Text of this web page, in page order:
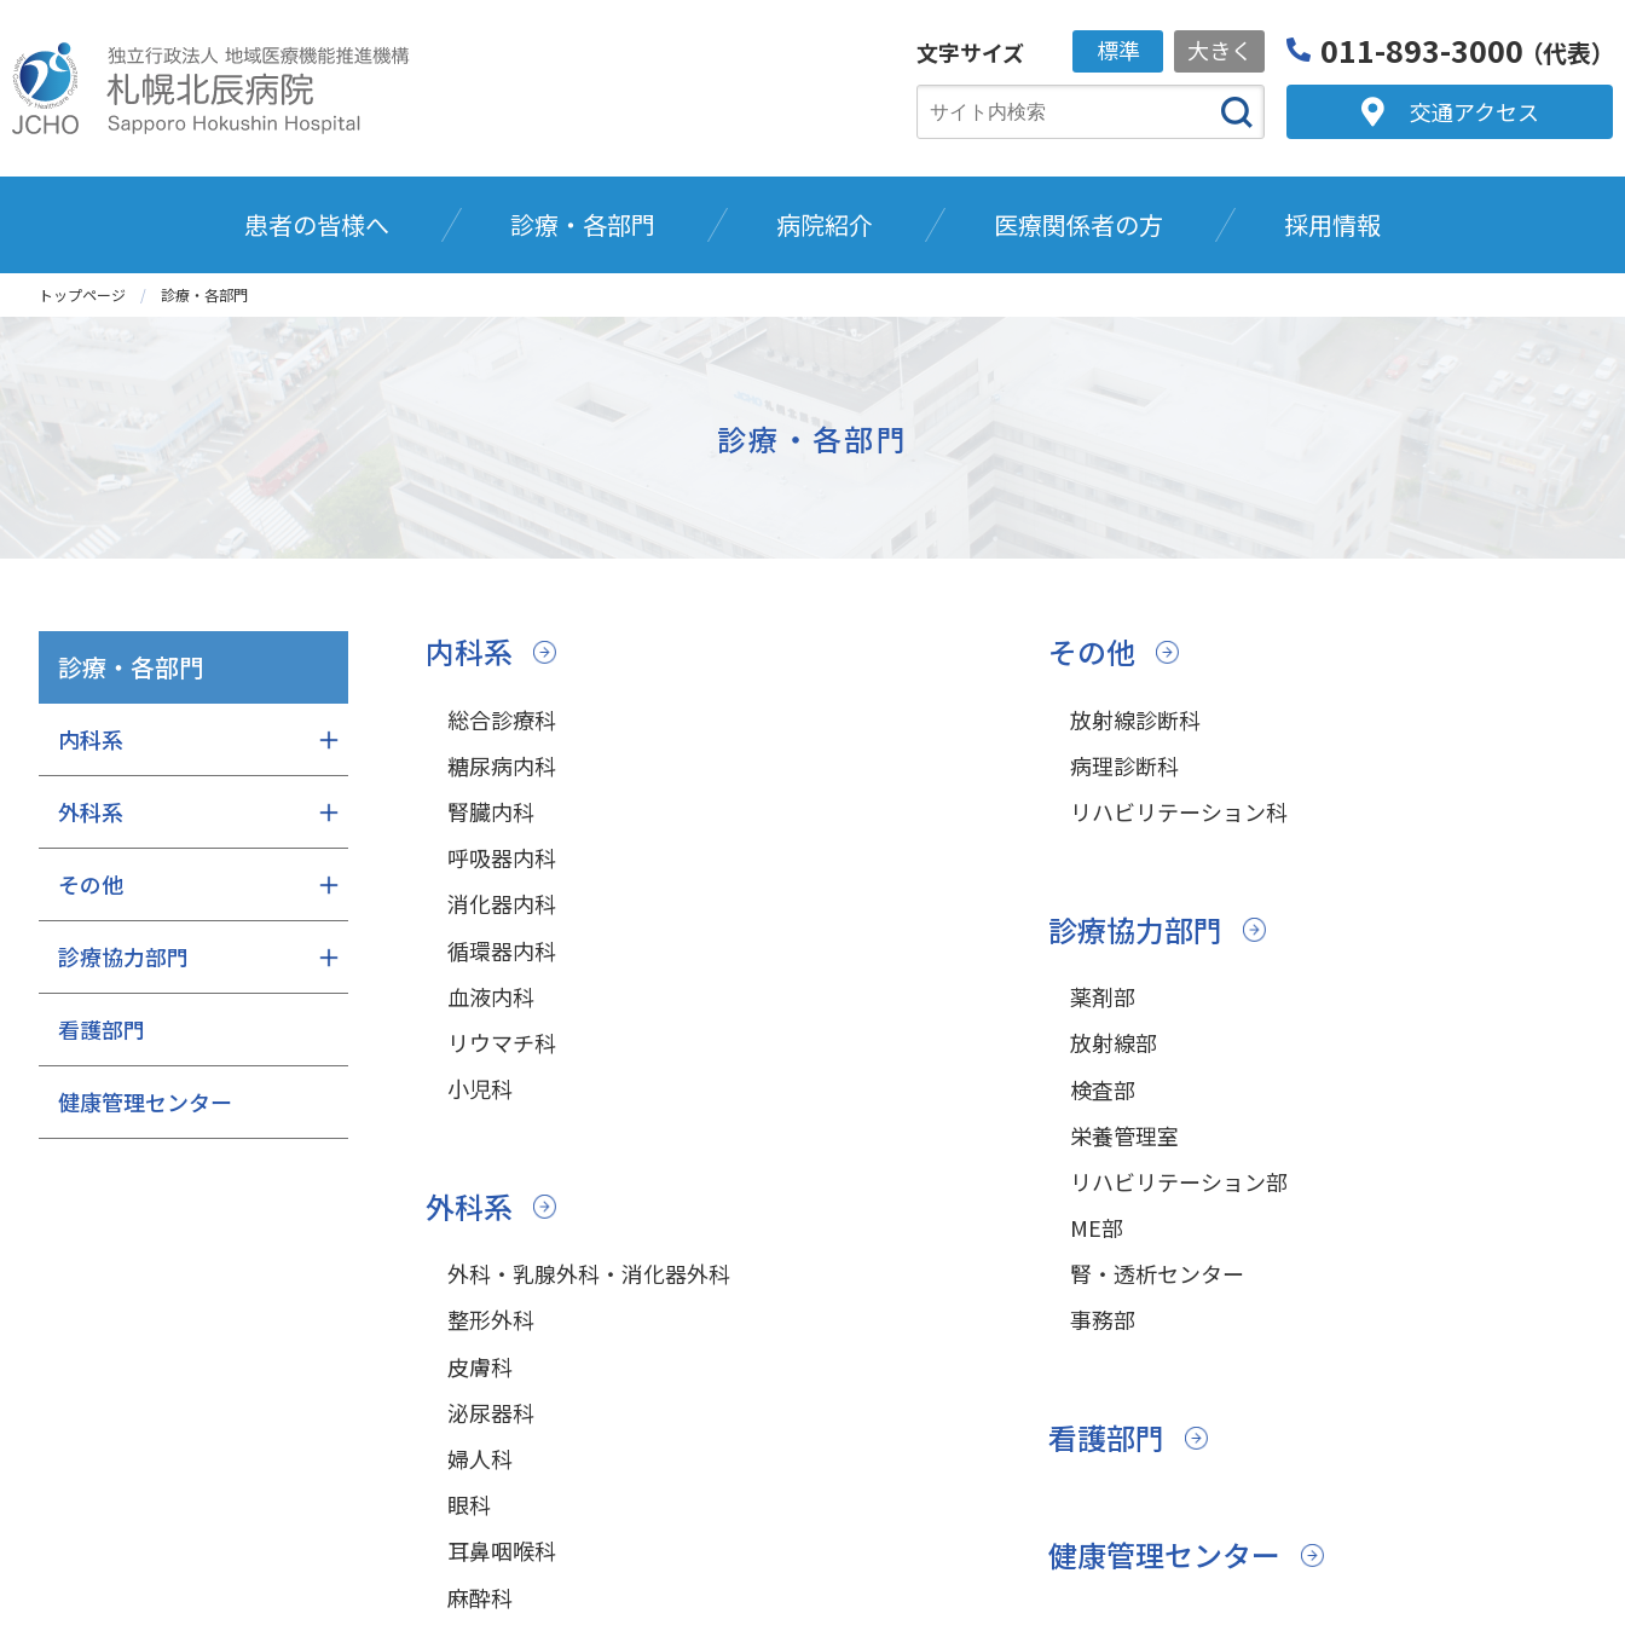
文字サイズ 標準 大きく 011-893-3000 （代表）
交通アクセス
患者の皆様へ 診療・各部門 病院紹介 医療関係者の方 採用情報
トップページ 診療・各部門
診療・各部門
内科系
総合診療科
糖尿病内科
腎臓内科
呼吸器内科
消化器内科
循環器内科
血液内科
リウマチ科
小児科
外科系
外科・乳腺外科・消化器外科
整形外科
皮膚科
泌尿器科
婦人科
眼科
耳鼻咽喉科
麻酔科
その他
放射線診断科
病理診断科
リハビリテーション科
診療協力部門
薬剤部
放射線部
検査部
栄養管理室
リハビリテーション部
ME部
腎・透析センター
事務部
看護部門
健康管理センター
診療・各部門
内科系
外科系
その他
診療協力部門
看護部門
健康管理センター